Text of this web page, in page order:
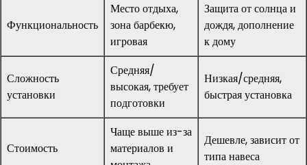
Функциональность
Место отдыха,
зона барбекю,
игровая
Защита от солнца и
дождя, дополнение
к дому
Сложность
установки
Средняя/
высокая, требует
подготовки
Низкая/средняя,
быстрая установка
Стоимость
Чаще выше из-за
материалов и
Дешевле, зависит от
типа навеса